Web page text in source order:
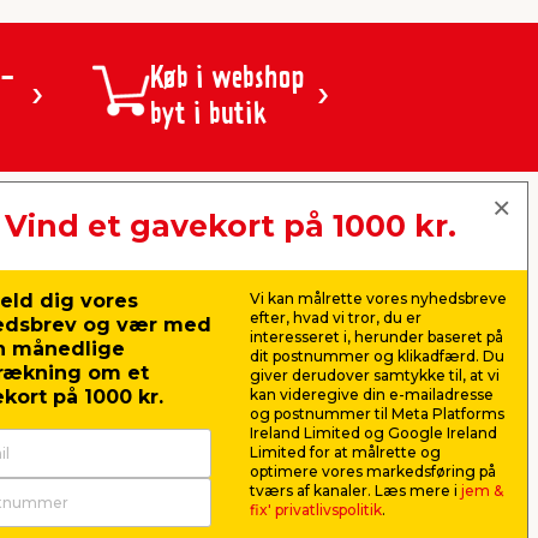
-
Køb i webshop
byt i butik
jem & fix A/S, Skomagervej 12
CVR: 10360641
Tlf. kundeservice: 79425942
Tlf. administration: 76413500
kundeservice@jemfix.com
Se vores e-mærket certifikat her
Vind et gavekort på 1000 kr.
dig vores
og vær med
månedlige
om et
på 1000 kr.
Vi kan målrette vores nyhedsbreve
efter, hvad vi tror, du er
interesseret i, herunder baseret på
dit postnummer og klikadfærd. Du
giver derudover samtykke til, at vi
kan videregive din e-mailadresse
og postnummer til Meta Platforms
Ireland Limited og Google Ireland
Limited for at målrette og
optimere vores markedsføring på
tværs af kanaler. Læs mere i jem &
fix' privatlivspolitik.